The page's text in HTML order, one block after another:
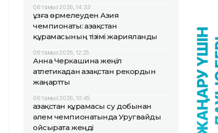
06 тамыз 2026, 14:33
Құзға өрмелеуден Азия
чемпионаты: Қазақстан
құрамасының тізімі жарияланды
06 тамыз 2026, 12:25
Анна Черкашина жеңіл
атлетикадан Қазақстан рекордын
жаңартты
06 тамыз 2026, 10:45
Қазақстан құрамасы су добынан
әлем чемпионатында Уругвайды
ойсырата жеңді